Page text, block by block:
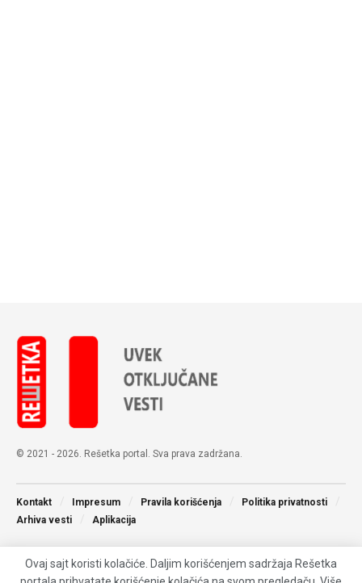
© 2021 - 2026. Rešetka portal. Sva prava zadržana.
Kontakt Impresum Pravila korišćenja
Politika privatnosti
Arhiva vesti
Aplikacija
Ovaj sajt koristi kolačiće. Daljim korišćenjem sadržaja Rešetka